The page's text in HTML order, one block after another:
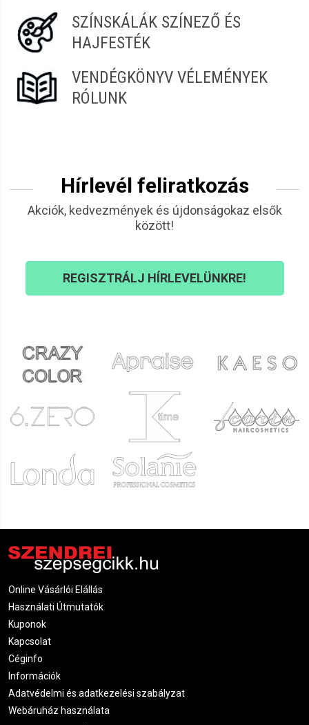
SZÍNSKÁLÁK SZÍNEZŐ ÉS
HAJFESTÉK
VENDÉGKÖNYV VÉLEMÉNYEK
RÓLUNK
Hírlevél feliratkozás
Akciók, kedvezmények és újdonságokaz elsők
között!
REGISZTRÁLJ HÍRLEVELÜNKRE!
Online Vásárlói Elállás
Használati Útmutatók
Kuponok
Kapcsolat
Céginfo
Információk
Adatvédelmi és adatkezelési szabályzat
Webáruház használata